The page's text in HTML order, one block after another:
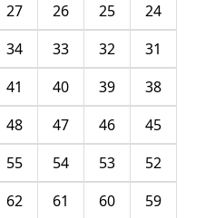
24
25
26
27
31
32
33
34
38
39
40
41
45
46
47
48
52
53
54
55
59
60
61
62